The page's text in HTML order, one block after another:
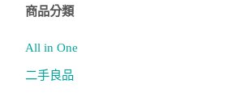
商品分類
All in One
二手良品